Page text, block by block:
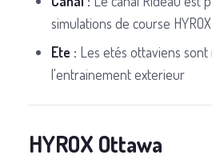
simulations de course HYROX
Ete : Les etés ottaviens
l'entrainement exterieur
HYROX Ottawa